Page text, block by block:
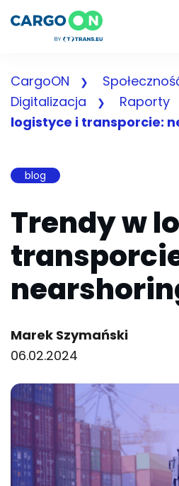
CargoON
Digitalizacja
Raporty
logistyce i transporcie:
blog
Trendy w
Author:
Marek Szymański
06.02.2024